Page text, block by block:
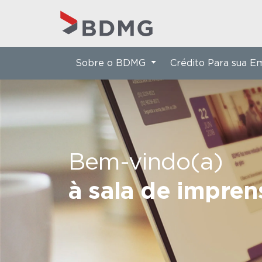
Bem-vindo(a)
à sala de
Sobre o BDMG Crédito Para sua